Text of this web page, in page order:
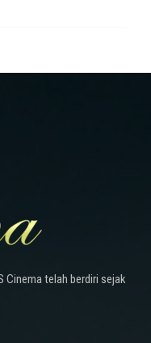
Cinema telah berdiri sejak